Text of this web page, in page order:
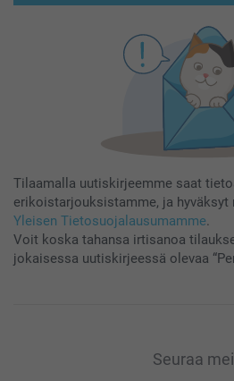
Tilaamalla uutiskirjeemme saat
erikoistarjouksistamme, ja hyväksyt
Yleisen Tietosuojalausumamme.
Voit koska tahansa irtisanoa
jokaisessa uutiskirjeessä olevaa
Seuraa